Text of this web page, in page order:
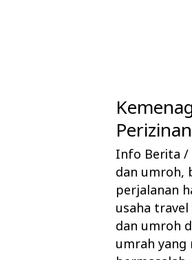
Perizinan
Info Berita /
dan umroh,
perjalanan
usaha
dan umroh
umrah yang
Kemenag
Himbau
49
Travel
Haji
dan
Umroh
Ilegal